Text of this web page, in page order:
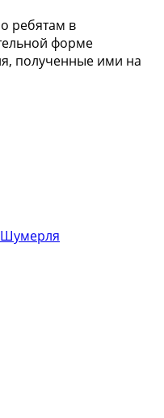
ребятам в
форме
полученные ими на